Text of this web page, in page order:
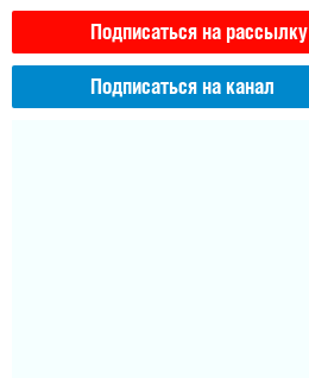
Подписаться на рассылку
Подписаться на канал